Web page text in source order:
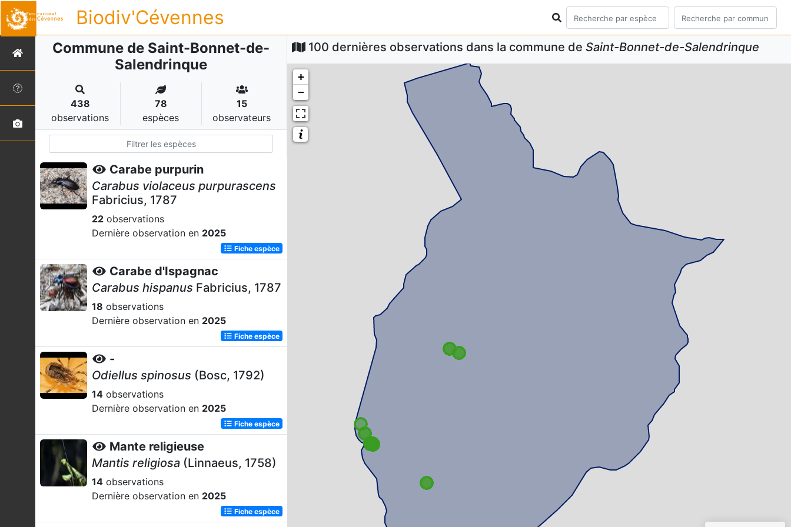
Biodiv'Cévennes
Commune de Saint-Bonnet-de-
Salendrinque
438
observations
78
espèces
15
observateurs
Carabe purpurin
Carabus violaceus purpurascens
Fabricius, 1787
22 observations
Dernière observation en 2025
Fiche espèce
Carabe d'Ispagnac
Carabus hispanus Fabricius, 1787
18 observations
Dernière observation en 2025
Fiche espèce
-
Odiellus spinosus (Bosc, 1792)
14 observations
Dernière observation en 2025
Fiche espèce
Mante religieuse
Mantis religiosa (Linnaeus, 1758)
14 observations
Dernière observation en 2025
Fiche espèce
100 dernières observations dans la commune de Saint-Bonnet-de-Salendrinque
+
−